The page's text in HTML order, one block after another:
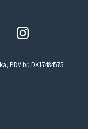
PDV br. DK17484575